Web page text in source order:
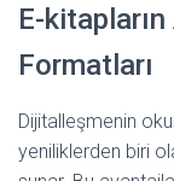
E-
Formatları
Dijitalleşmenin
yeniliklerden biri